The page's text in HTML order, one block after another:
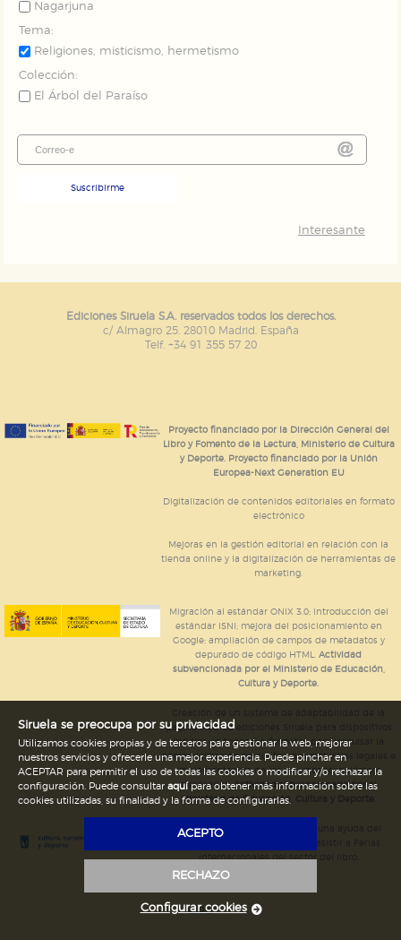
Nagarjuna
Tema:
Religiones, misticismo, hermetismo
Colección:
El Árbol del Paraíso
Suscribirme
Interesante
Ediciones Siruela S.A. reservados todos los derechos.
c/ Almagro 25. 28010 Madrid. España
Telf. +34 91 355 57 20
Proyecto financiado por la Dirección General del
Libro y Fomento de la Lectura, Ministerio de Cultura
y Deporte. Proyecto financiado por la Unión
Europea-Next Generation EU
Digitalización de contenidos editoriales en formato
electrónico
Mejoras en la gestión editorial en relación con la
tienda online y la digitalización de herramientas de
marketing.
Migración al estándar ONIX 3.0; introducción del
estándar ISNI; mejora del posicionamiento en
Google; ampliación de campos de metadatos y
depurado de código HTML.Actividad
subvencionada por el Ministerio de Educación,
Cultura y Deporte.
página web de ediciones Siruela para dispositivos
móviles en todos sus formatos para impulsar la
comercialización de contenidos culturales legales e
implementación de los recursos tecnológicos
necesarios.Actividad subvencionada por el
Ministerio de Educación, Cultura y Deporte.
Ediciones Siruela ha percibido una ayuda del
Internacionales del sector del libro.
Legal
Siruela se preocupa por su privacidad
Utilizamos cookies propias y de terceros para gestionar la web, mejorar
nuestros servicios y ofrecerle una mejor experiencia. Puede pinchar en
ACEPTAR para permitir el uso de todas las cookies o modificar y/o rechazar la
configuración. Puede consultar aquípara obtener más información sobre las
cookies utilizadas, su finalidad y la forma de configurarlas.
ACEPTO
RECHAZO
Configurar cookies